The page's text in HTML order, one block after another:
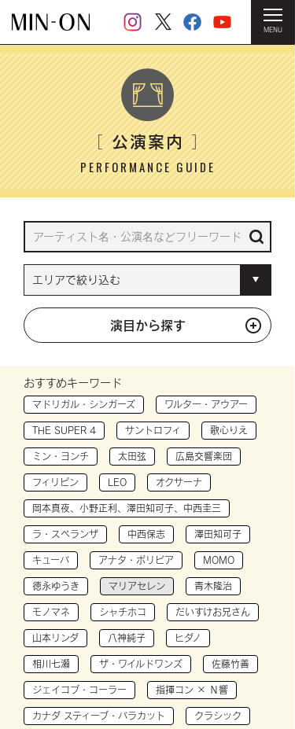
MENU
HOME ＞ 公演案内
［公演案内］
PERFORMANCE GUIDE
演目から探す
おすすめキーワード
マドリガル・シンガーズ ワルター・アウアー
THE SUPER 4 サントロフィ 歌心りえ
ミン・ヨンチ 太田弦 広島交響楽団
フィリピン LEO オクサーナ
岡本真夜、小野正利、澤田知可子、中西圭三
ラ・スペランザ 中西保志 澤田知可子
キューバ アナタ・ボリビア MOMO
徳永ゆうき マリアセレン 青木隆治
モノマネ シャチホコ だいすけお兄さん
山本リンダ 八神純子 ヒダノ
相川七瀬 ザ・ワイルドワンズ 佐藤竹善
ジェイコブ・コーラー 指揮コン × Ｎ響
カナダ スティーブ・バラカット クラシック